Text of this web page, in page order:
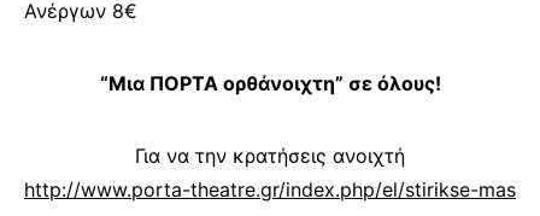
Ανέργων 8€
“Μια ΠΟΡΤΑ ορθάνοιχτη” σε όλους!
Για να την κρατήσεις ανοιχτή
http://www.porta-theatre.gr/index.php/el/stirikse-mas